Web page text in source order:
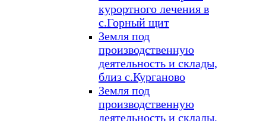
курортного лечения в
с.Горный щит
Земля под
производственную
деятельность и склады,
близ с.Курганово
Земля под
производственную
деятельность и склады,